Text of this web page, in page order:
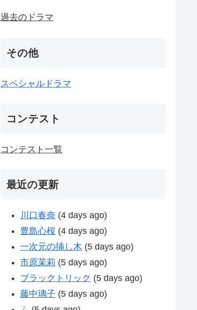
過去のドラマ
その他
スペシャルドラマ
コンテスト
コンテスト一覧
最近の更新
川口春奈 (4 days ago)
豊島心桜 (4 days ago)
一次元の挿し木 (5 days ago)
市原茉莉 (5 days ago)
ブラックトリック (5 days ago)
藤中璃子 (5 days ago)